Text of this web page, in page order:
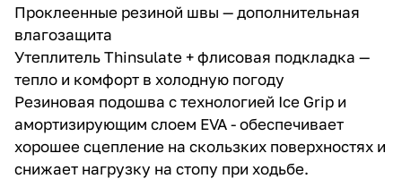
Проклеенные резиной швы — дополнительная
влагозащита
Утеплитель Thinsulate + флисовая подкладка —
тепло и комфорт в холодную погоду
Резиновая подошва с технологией Ice Grip и
амортизирующим слоем EVA - обеспечивает
хорошее сцепление на скользких поверхностях и
снижает нагрузку на стопу при ходьбе.